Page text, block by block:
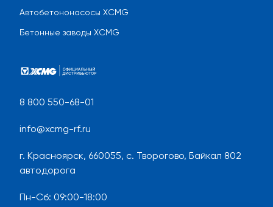
8 800 550-68-01
info@xcmg-rf.ru
г. Красноярск, 660055, с. Творогово, Байкал 802
автодорога
Пн-Сб: 09:00-18:00
Автобетононасосы XCMG
Бетонные заводы XCMG